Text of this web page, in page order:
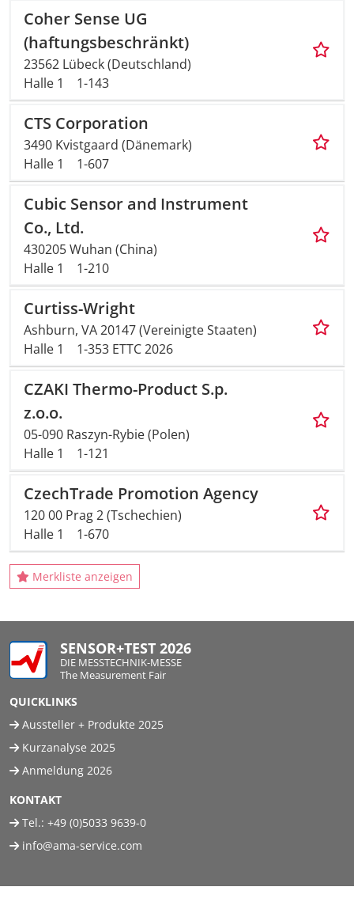
Coher Sense UG
(haftungsbeschränkt)
23562 Lübeck (Deutschland)
Halle 1
1-143
CTS Corporation
3490 Kvistgaard (Dänemark)
Halle 1
1-607
Cubic Sensor and Instrument
Co., Ltd.
430205 Wuhan (China)
Halle 1
1-210
Curtiss-Wright
Ashburn, VA 20147 (Vereinigte Staaten)
Halle 1
1-353 ETTC 2026
CZAKI Thermo-Product S.p.
z.o.o.
05-090 Raszyn-Rybie (Polen)
Halle 1
1-121
CzechTrade Promotion Agency
120 00 Prag 2 (Tschechien)
Halle 1
1-670
Merkliste anzeigen
SENSOR+TEST 2026
DIE MESSTECHNIK-MESSE
The Measurement Fair
QUICKLINKS
Aussteller + Produkte 2025
Kurzanalyse 2025
Anmeldung 2026
KONTAKT
Tel.: +49 (0)5033 9639-0
info@ama-service.com